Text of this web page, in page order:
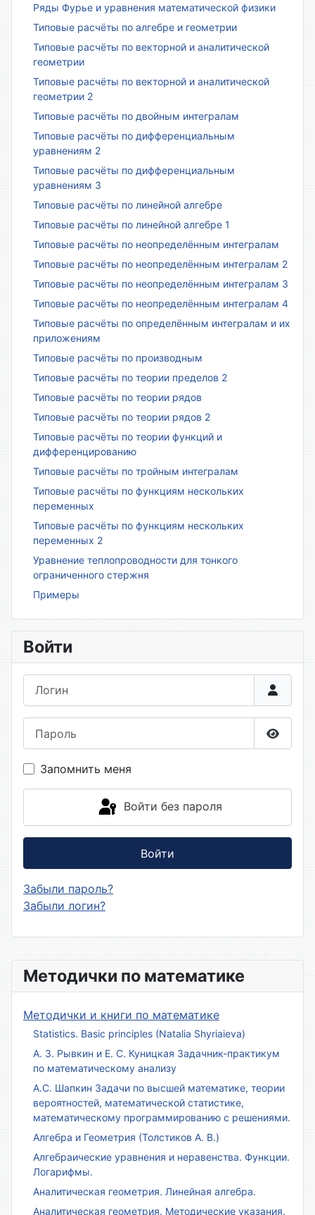
Методички по математике
Методички и книги по математике
Statistics. Basic principles (Natalia Shyriaieva)
А. З. Рывкин и Е. С. Куницкая Задачник-практикум
по математическому анализу
А.С. Шапкин Задачи по высшей математике, теории
вероятностей, математической статистике,
математическому программированию с решениями.
Алгебра и Геометрия (Толстиков А. В.)
Алгебраические уравнения и неравенства. Функции.
Логарифмы.
Аналитическая геометрия. Линейная алгебра.
Аналитическая геометрия. Методические указания.
Ряды Фурье и уравнения математической физики
Типовые расчёты по алгебре и геометрии
Типовые расчёты по векторной и аналитической
геометрии
Типовые расчёты по векторной и аналитической
геометрии 2
Типовые расчёты по двойным интегралам
Типовые расчёты по дифференциальным
уравнениям 2
Типовые расчёты по дифференциальным
уравнениям 3
Типовые расчёты по линейной алгебре
Типовые расчёты по линейной алгебре 1
Типовые расчёты по неопределённым интегралам
Типовые расчёты по неопределённым интегралам 2
Типовые расчёты по неопределённым интегралам 3
Типовые расчёты по неопределённым интегралам 4
Типовые расчёты по определённым интегралам и их
приложениям
Типовые расчёты по производным
Типовые расчёты по теории пределов 2
Типовые расчёты по теории рядов
Типовые расчёты по теории рядов 2
Типовые расчёты по теории функций и
дифференцированию
Типовые расчёты по тройным интегралам
Типовые расчёты по функциям нескольких
переменных
Типовые расчёты по функциям нескольких
переменных 2
Уравнение теплопроводности для тонкого
ограниченного стержня
Примеры
Войти
Запомнить меня
Войти без пароля
Войти
Забыли пароль?
Забыли логин?